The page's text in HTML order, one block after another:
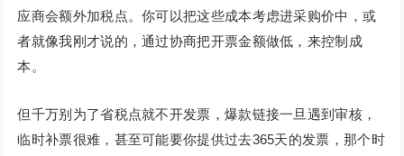
应商会额外加税点。你可以把这些成本考虑进采购价中，或
者就像我刚才说的，通过协商把开票金额做低，来控制成
本。
但千万别为了省税点就不开发票，爆款链接一旦遇到审核，
临时补票很难，甚至可能要你提供过去365天的发票，那个时